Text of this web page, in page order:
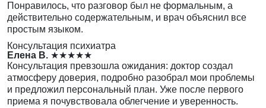
Понравилось, что разговор был не формальным, а
действительно содержательным, и врач объяснил все
простым языком.
Консультация психиатра
Елена В. ★★★★★
Консультация превзошла ожидания: доктор создал
атмосферу доверия, подробно разобрал мои проблемы
и предложил персональный план. Уже после первого
приема я почувствовала облегчение и уверенность.